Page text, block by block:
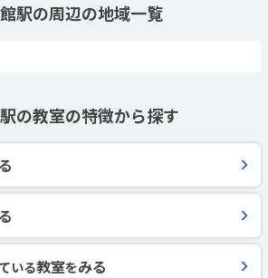
駅の周辺の地域一覧
の教室の特徴から探す
いる教室をみる